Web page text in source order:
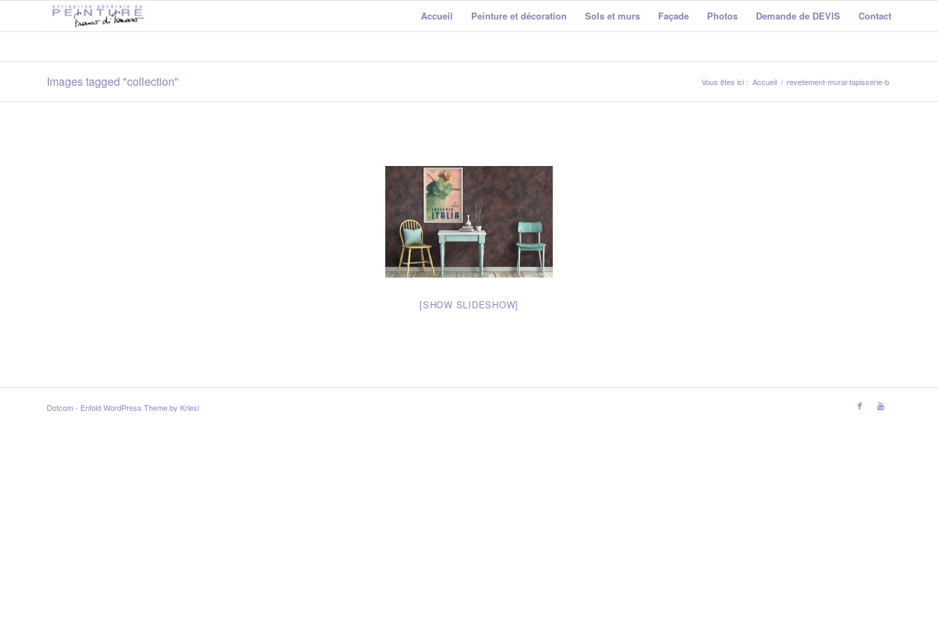
Accueil Peinture et décoration Sols et murs Façade Photos Demande de DEVIS Contact
Images tagged "collection" Vous êtes ici : Accueil / revetement-mural-tapisserie-b
[SHOW SLIDESHOW]
Dotcom - Enfold WordPress Theme by Kriesi